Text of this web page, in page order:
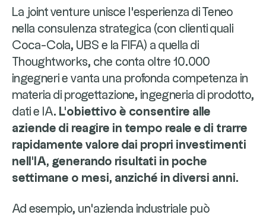
La joint venture unisce l'esperienza di Teneo
nella consulenza strategica (con clienti quali
Coca-Cola, UBS e la FIFA) a quella di
Thoughtworks, che conta oltre 10.000
ingegneri e vanta una profonda competenza in
materia di progettazione, ingegneria di prodotto,
dati e IA. L'obiettivo è consentire alle
aziende di reagire in tempo reale e di trarre
rapidamente valore dai propri investimenti
nell'IA, generando risultati in poche
settimane o mesi, anziché in diversi anni.
Ad esempio, un'azienda industriale può